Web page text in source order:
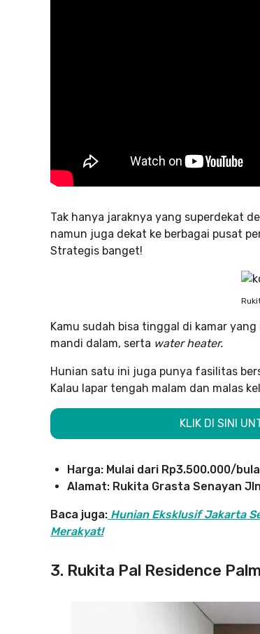
Tak hanya jaraknya yang superdekat
namun juga dekat ke berbagai pusat
Strategis banget!
Kamu sudah bisa tinggal di kamar yang
mandi dalam, serta water heater.
Hunian satu ini juga punya fasilitas
Kalau lapar tengah malam dan malas
KLIK DI SINI
Harga: Mulai dari Rp3.500.000/
Alamat: Rukita Grasta Senayan
Baca juga: Hunian Eksklusif Jakarta
Merakyat!
3. Rukita Pal Residence